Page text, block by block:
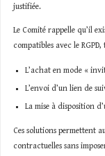
justifiée.
Le Comité rappelle qu’il
compatibles avec le RGPD,
L’achat en mode «
L’envoi d’un lien de
La mise à disposition
Ces solutions permettent
contractuelles sans